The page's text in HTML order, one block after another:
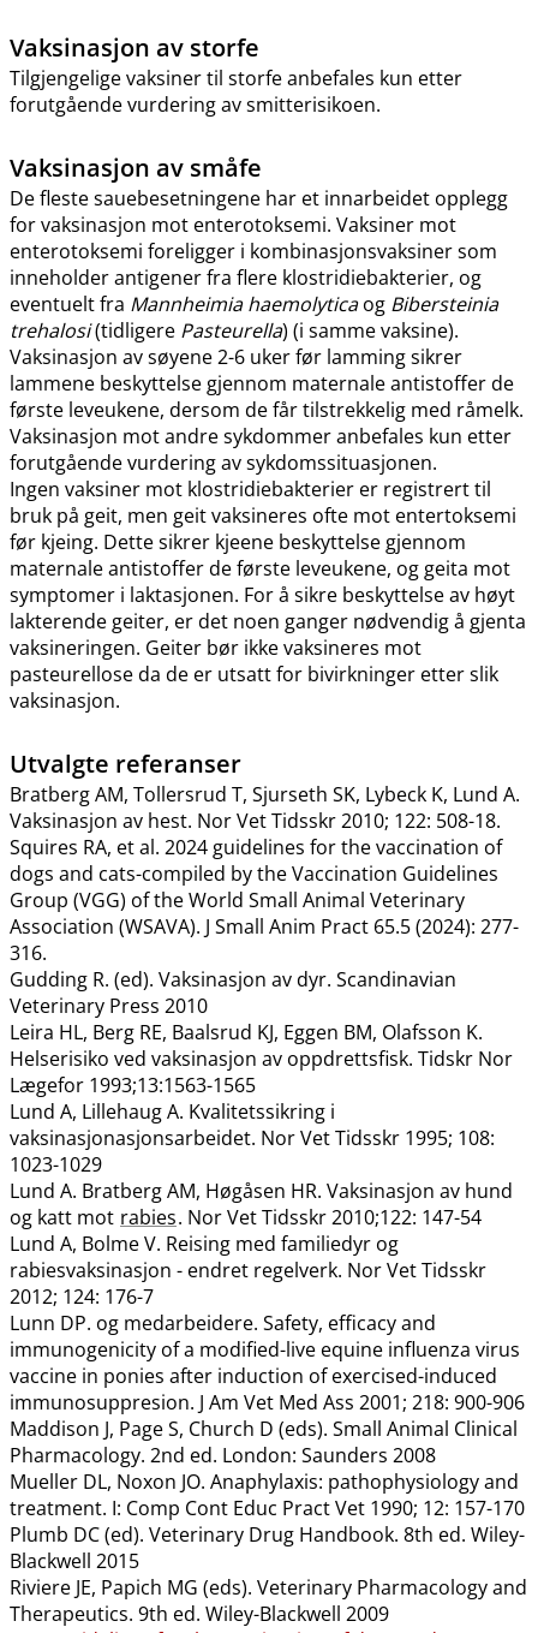
Vaksinasjon av storfe
Tilgjengelige vaksiner til storfe anbefales kun etter
forutgående vurdering av smitterisikoen.
Vaksinasjon av småfe
De fleste sauebesetningene har et innarbeidet opplegg
for vaksinasjon mot enterotoksemi. Vaksiner mot
enterotoksemi foreligger i kombinasjonsvaksiner som
inneholder antigener fra flere klostridiebakterier, og
eventuelt fra Mannheimia haemolyticaog Bibersteinia
trehalosi(tidligere Pasteurella) (i samme vaksine).
Vaksinasjon av søyene 2-6 uker før lamming sikrer
lammene beskyttelse gjennom maternale antistoffer de
første leveukene, dersom de får tilstrekkelig med råmelk.
Vaksinasjon mot andre sykdommer anbefales kun etter
forutgående vurdering av sykdomssituasjonen.
Ingen vaksiner mot klostridiebakterier er registrert til
bruk på geit, men geit vaksineres ofte mot entertoksemi
før kjeing. Dette sikrer kjeene beskyttelse gjennom
maternale antistoffer de første leveukene, og geita mot
symptomer i laktasjonen. For å sikre beskyttelse av høyt
lakterende geiter, er det noen ganger nødvendig å gjenta
vaksineringen. Geiter bør ikke vaksineres mot
pasteurellose da de er utsatt for bivirkninger etter slik
vaksinasjon.
Utvalgte referanser
Bratberg AM, Tollersrud T, Sjurseth SK, Lybeck K, Lund A.
Vaksinasjon av hest. Nor Vet Tidsskr 2010; 122: 508-18.
Squires RA, et al. 2024 guidelines for the vaccination of
dogs and cats-compiled by the Vaccination Guidelines
Group (VGG) of the World Small Animal Veterinary
Association (WSAVA). J Small Anim Pract 65.5 (2024): 277-
316.
Gudding R. (ed). Vaksinasjon av dyr. Scandinavian
Veterinary Press 2010
Leira HL, Berg RE, Baalsrud KJ, Eggen BM, Olafsson K.
Helserisiko ved vaksinasjon av oppdrettsfisk. Tidskr Nor
Lægefor 1993;13:1563-1565
Lund A, Lillehaug A. Kvalitetssikring i
vaksinasjonasjonsarbeidet. Nor Vet Tidsskr 1995; 108:
1023-1029
Lund A. Bratberg AM, Høgåsen HR. Vaksinasjon av hund
og katt mot rabies. Nor Vet Tidsskr 2010;122: 147-54
Lund A, Bolme V. Reising med familiedyr og
rabiesvaksinasjon - endret regelverk. Nor Vet Tidsskr
2012; 124: 176-7
Lunn DP. og medarbeidere. Safety, efficacy and
immunogenicity of a modified-live equine influenza virus
vaccine in ponies after induction of exercised-induced
immunosuppresion. J Am Vet Med Ass 2001; 218: 900-906
Maddison J, Page S, Church D (eds). Small Animal Clinical
Pharmacology. 2nd ed. London: Saunders 2008
Mueller DL, Noxon JO. Anaphylaxis: pathophysiology and
treatment. I: Comp Cont Educ Pract Vet 1990; 12: 157-170
Plumb DC (ed). Veterinary Drug Handbook. 8th ed. Wiley-
Blackwell 2015
Riviere JE, Papich MG (eds). Veterinary Pharmacology and
Therapeutics. 9th ed. Wiley-Blackwell 2009